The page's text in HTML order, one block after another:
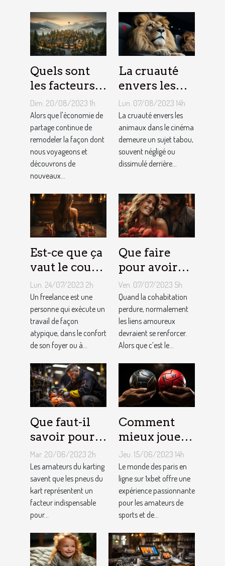
Quels sont
les facteurs
qui sous-
tendent la
tarification
des services
de
conciergerie
Dim. 20/08/2023 1h
Alors que l'économie de
partage continue de
remodeler la façon dont
nous voyageons et
découvrons de
nouveaux...
La cruauté
envers les
animaux
dans le
cinéma : un
sujet tabou
Lun. 07/08/2023 14h
La cruauté envers les
animaux dans le cinéma
demeure un sujet tabou,
souvent négligé ou
dissimulé derrière...
Est-ce que ça
vaut le coup
de devenir
indépendant
?
Lun. 24/07/2023 2h
Un freelance est une
personne qui exécute un
travail de façon
atypique, dans le confort
de son foyer ou à...
Que faire
pour avoir
toujours la
vie rose en
couple ?
Ven. 07/07/2023 5h
Quand la cohabitation
perdure, normalement
les liens amoureux
devraient se renforcer.
Alors que c’est le...
Que faut-il
savoir pour
un meilleur
ajustement
de la
pression des
pneus de
Kart ?
Mar. 20/06/2023 2h
Les amateurs du karting
savent que les pneus du
kart représentent un
facteur indispensable
pour...
Comment
mieux jouer
pour gagner
au jeu
1XBET ?
Jeu. 15/06/2023 14h
Le monde des paris en
ligne sur 1xbet offre une
expérience passionnante
pour les amateurs de
sports et de...